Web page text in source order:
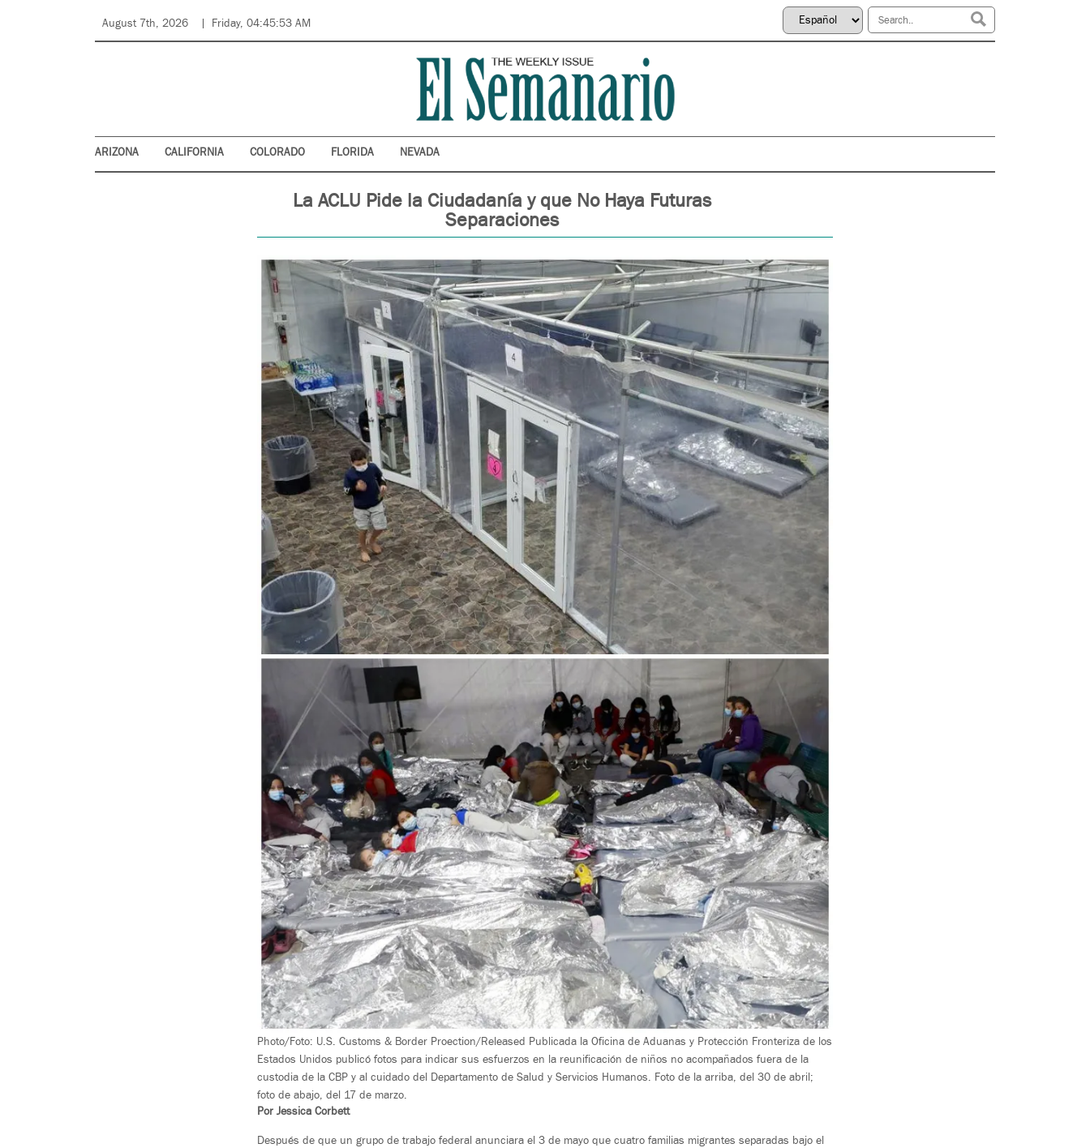
August 7th, 2026 Friday, 04:45:53 AM
ARIZONA CALIFORNIA COLORADO FLORIDA NEVADA
La ACLU Pide la Ciudadanía y que No Haya Futuras
Separaciones
Photo/Foto: U.S. Customs & Border Proection/Released Publicada la Oficina de Aduanas y Protección Fronteriza de los
Estados Unidos publicó fotos para indicar sus esfuerzos en la reunificación de niños no acompañados fuera de la
custodia de la CBP y al cuidado del Departamento de Salud y Servicios Humanos. Foto de la arriba, del 30 de abril;
foto de abajo, del 17 de marzo.
Por Jessica Corbett
Después de que un grupo de trabajo federal anunciara el 3 de mayo que cuatro familias migrantes separadas bajo el